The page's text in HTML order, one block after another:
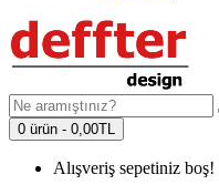
0 ürün - 0,00TL
Alışveriş sepetiniz boş!